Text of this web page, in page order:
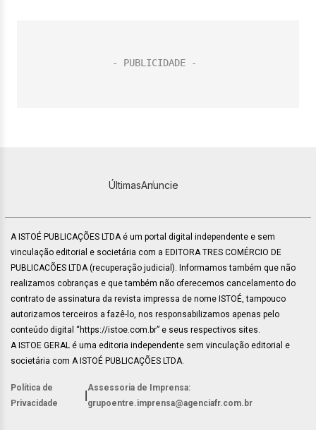
ÚltimasAnuncie
A ISTOÉ PUBLICAÇÕES LTDA é um portal digital independente e sem
vinculação editorial e societária com a EDITORA TRES COMÉRCIO DE
PUBLICACÕES LTDA (recuperação judicial). Informamos também que não
realizamos cobranças e que também não oferecemos cancelamento do
contrato de assinatura da revista impressa de nome ISTOÉ, tampouco
autorizamos terceiros a fazê-lo, nos responsabilizamos apenas pelo
conteúdo digital “https://istoe.com.br” e seus respectivos sites.
A ISTOE GERAL é uma editoria independente sem vinculação editorial e
societária com A ISTOÉ PUBLICAÇÕES LTDA.
Política de
Privacidade
Assessoria de Imprensa:
grupoentre.imprensa@agenciafr.com.br